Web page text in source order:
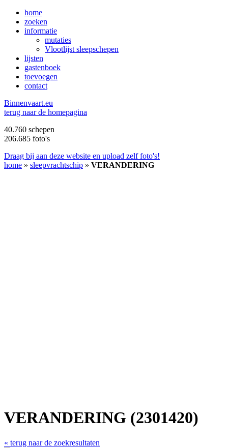
home
zoeken
informatie
mutaties
Vlootlijst sleepschepen
lijsten
gastenboek
toevoegen
contact
Binnenvaart.eu
terug naar de homepagina
40.760 schepen
206.685 foto's
Draag bij aan deze website en upload zelf foto's!
home » sleepvrachtschip » VERANDERING
VERANDERING (2301420)
« terug naar de zoekresultaten